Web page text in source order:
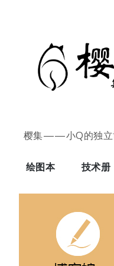
樱集——小Q的独立
绘图本 技术册